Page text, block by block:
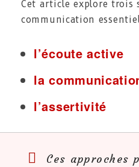
Cet article explore trois
communication
l’écoute active
la
l’assertivité
Ces approches